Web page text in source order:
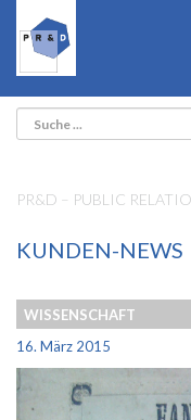
PR&D – PUBLIC
KUNDEN-NEWS
WISSENSCHAFT
16. März 2015